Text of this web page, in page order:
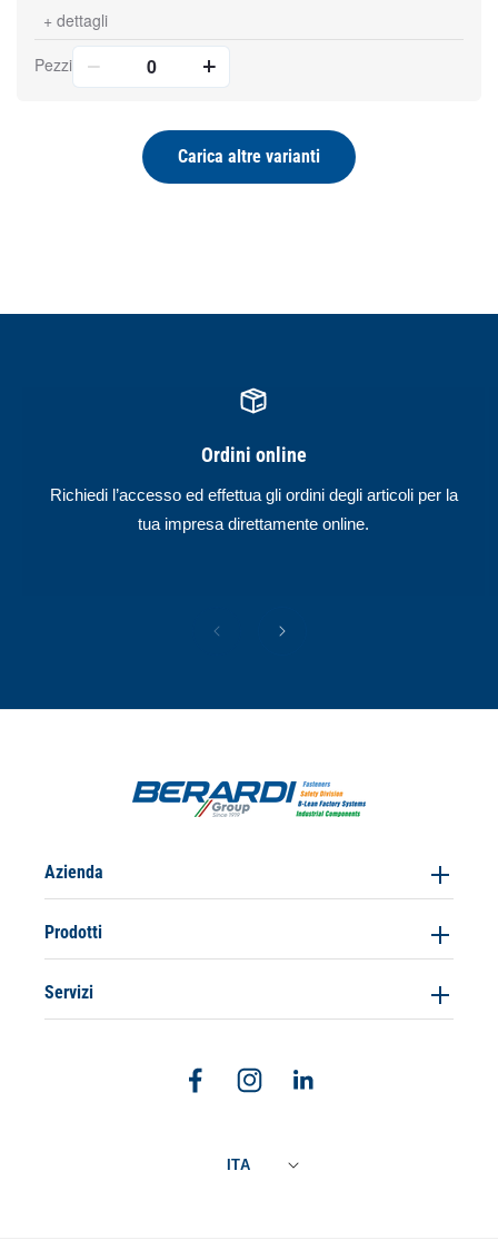
+ dettagli
Pezzi
Carica altre varianti
Ordini online
Richiedi l’accesso ed effettua gli ordini degli articoli per la
tua impresa direttamente online.
Azienda
Prodotti
Servizi
FacebookInstagramLinkedin
ITA